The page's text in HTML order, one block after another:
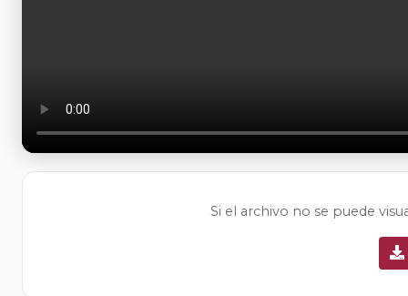
Si el archivo no se puede